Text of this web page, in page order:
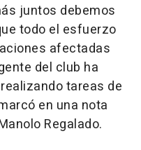
juntos debemos
todo el esfuerzo
afectadas
del club ha
tareas de
en una nota
Regalado.